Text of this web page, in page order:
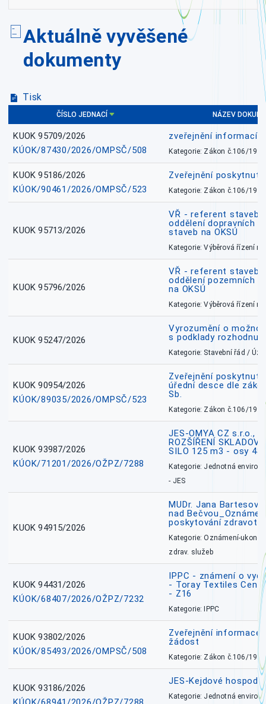
Aktuálně vyvěšené
dokumenty
Tisk
ČÍSLO JEDNACÍ NÁZEV
KUOK 95709/2026
KÚOK/87430/2026/OMPSČ/508
zveřejnění informací
Kategorie: Zákon č.106/1999
KUOK 95186/2026
KÚOK/90461/2026/OMPSČ/523
Zveřejnění
Kategorie: Zákon č.106/1999
KUOK 95713/2026
VŘ - referent
oddělení dopravních
staveb na OKSÚ
Kategorie: Výběrová řízení
KUOK 95796/2026
VŘ - referent
oddělení pozemních
na OKSÚ
Kategorie: Výběrová řízení
KUOK 95247/2026
Vyrozumění o
s podklady rozhodnutí
Kategorie: Stavební řád /
KUOK 90954/2026
KÚOK/89035/2026/OMPSČ/523
Zveřejnění
úřední desce dle
Sb.
Kategorie: Zákon č.106/1999
KUOK 93987/2026
KÚOK/71201/2026/OŽPZ/7288
JES-OMYA CZ s.r.o.,
ROZŠÍŘENÍ
SILO 125 m3 - osy
Kategorie: Jednotná
- JES
KUOK 94915/2026
MUDr. Jana
nad
poskytování
Kategorie: Oznámení-
zdrav. služeb
KUOK 94431/2026
KÚOK/68407/2026/OŽPZ/7232
IPPC - známení o
- Toray Textiles
- Z16
Kategorie: IPPC
KUOK 93802/2026
KÚOK/85493/2026/OMPSČ/508
Zveřejnění informace
žádost
Kategorie: Zákon č.106/1999
KUOK 93186/2026
JES-Kejdové
Kategorie: Jednotná